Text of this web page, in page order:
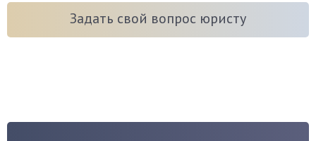
Задать свой вопрос юристу